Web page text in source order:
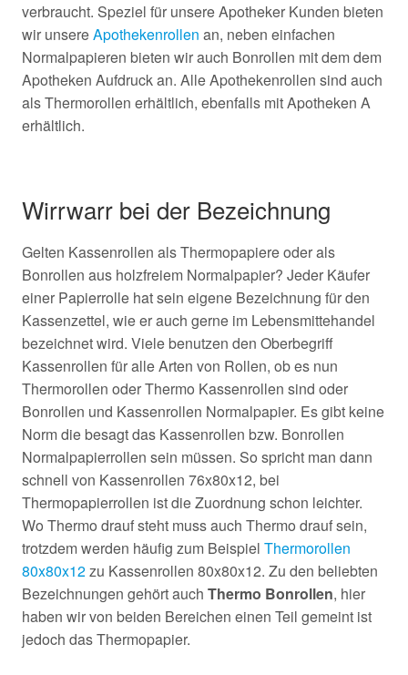
verbraucht. Speziel für unsere Apotheker Kunden bieten
wir unsereApothekenrollen an, neben einfachen
Normalpapieren bieten wir auch Bonrollen mit dem dem
Apotheken Aufdruck an. Alle Apothekenrollen sind auch
als Thermorollen erhältlich, ebenfalls mit Apotheken A
erhältlich.
Wirrwarr bei der Bezeichnung
Gelten Kassenrollen als Thermopapiere oder als
Bonrollen aus holzfreiem Normalpapier? Jeder Käufer
einer Papierrolle hat sein eigene Bezeichnung für den
Kassenzettel, wie er auch gerne im Lebensmittehandel
bezeichnet wird. Viele benutzen den Oberbegriff
Kassenrollen für alle Arten von Rollen, ob es nun
Thermorollen oder Thermo Kassenrollen sind oder
Bonrollen und Kassenrollen Normalpapier. Es gibt keine
Norm die besagt das Kassenrollen bzw. Bonrollen
Normalpapierrollen sein müssen. So spricht man dann
schnell von Kassenrollen 76x80x12, bei
Thermopapierrollen ist die Zuordnung schon leichter.
Wo Thermo drauf steht muss auch Thermo drauf sein,
trotzdem werden häufig zum Beispiel Thermorollen
80x80x12zu Kassenrollen 80x80x12. Zu den beliebten
Bezeichnungen gehört auch Thermo Bonrollen, hier
haben wir von beiden Bereichen einen Teil gemeint ist
jedoch das Thermopapier.